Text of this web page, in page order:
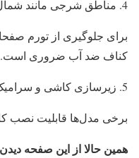
مناطق شرجی مانند
برای جلوگیری از تورم
کناف ضد آب ضروری است.
زیرسازی کاشی و
برخی مدل‌ها قابلیت نصب
همین حالا از این صفحه